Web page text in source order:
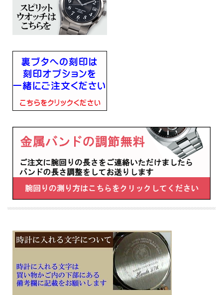
■プッシュ式三つ折中留め
■光発電
■ソーラー発電、フル充電時約9ヶ月間 パワーセーブ時約2年
■日常生活用強化防水(10気圧)
■ステンレススチールケース
■サファイアガラス（スーパークリア コーティング）
■カレンダー（日付）機能
■ルミブライト（蓄光塗料）：針＋インデックス
■JIS一種耐磁
■幅39.5mm×厚み9.5mm×重さ115g
■腕回りの長さ（最長）195mm
・フルオートカレンダー機能（2099年12月31日まで）
・自動受信機能
・受信結果表示機能
・時差修正機能
■メーカーの正規国内保証書付き（3年間保証）
※１０文字分の加工費込みの表示価格です
※在庫ありの時１０日間前後（土日祝日は除く）で発送予定（在庫切れの場合もあ
※刻印文字はカート内の備考欄に記載ください